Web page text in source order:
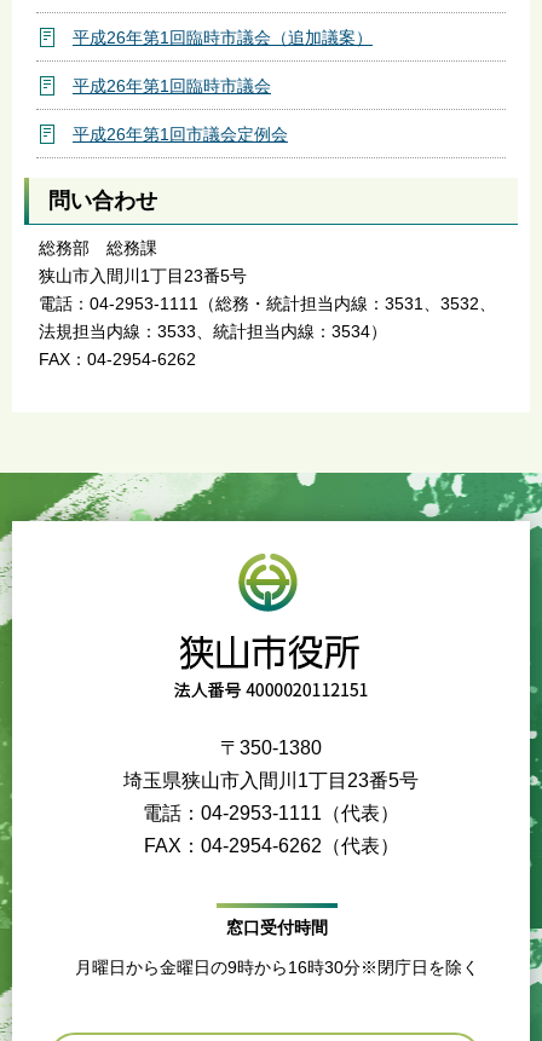
平成26年第1回臨時市議会（追加議案）
平成26年第1回臨時市議会
平成26年第1回市議会定例会
問い合わせ
総務部 総務課
狭山市入間川1丁目23番5号
電話：04-2953-1111（総務・統計担当内線：3531、3532、
法規担当内線：3533、統計担当内線：3534）
FAX：04-2954-6262
〒350-1380
埼玉県狭山市入間川1丁目23番5号
電話：04-2953-1111（代表）
FAX：04-2954-6262（代表）
窓口受付時間
月曜日から金曜日の9時から16時30分※閉庁日を除く